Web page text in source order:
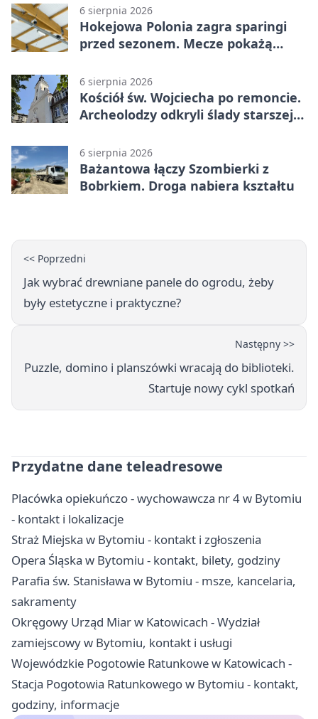
6 sierpnia 2026
Hokejowa Polonia zagra sparingi
przed sezonem. Mecze pokażą
6 sierpnia 2026
Kościół św. Wojciecha po remoncie.
Archeolodzy odkryli ślady starszej
6 sierpnia 2026
Bażantowa łączy Szombierki z
Bobrkiem. Droga nabiera kształtu
<< Poprzedni
Jak wybrać drewniane panele do ogrodu, żeby
były estetyczne i praktyczne?
Następny >>
Puzzle, domino i planszówki wracają do biblioteki.
Startuje nowy cykl spotkań
Przydatne dane teleadresowe
Placówka opiekuńczo - wychowawcza nr 4 w Bytomiu
- kontakt i lokalizacje
Straż Miejska w Bytomiu - kontakt i zgłoszenia
Opera Śląska w Bytomiu - kontakt, bilety, godziny
Parafia św. Stanisława w Bytomiu - msze, kancelaria,
sakramenty
Okręgowy Urząd Miar w Katowicach - Wydział
zamiejscowy w Bytomiu, kontakt i usługi
Wojewódzkie Pogotowie Ratunkowe w Katowicach -
Stacja Pogotowia Ratunkowego w Bytomiu - kontakt,
godziny, informacje